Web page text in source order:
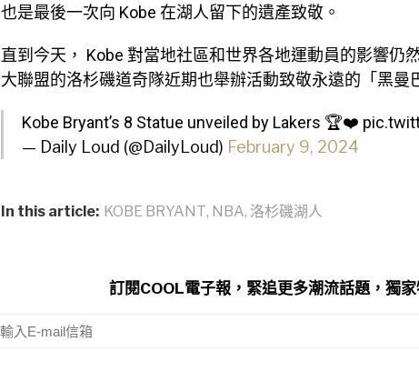
也是最後一次向 Kobe 在湖人留下的遺產致敬。
直到今天， Kobe 對當地社區和世界各地運動員的影響仍
大聯盟的洛杉磯道奇隊近期也舉辦活動致敬永遠的「黑曼
Kobe Bryant’s 8 Statue unveiled by Lakers 🏆❤️
— Daily Loud (@DailyLoud) February 9, 2024
In this article: KOBE BRYANT, NBA, 洛杉磯湖人
訂閱COOL電子報，緊追更多潮流話題，獨家